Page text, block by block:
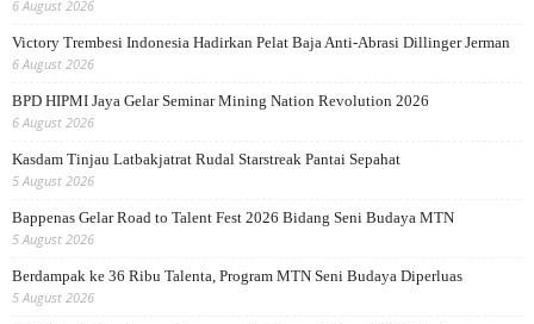
6 August 2026
Victory Trembesi Indonesia Hadirkan Pelat Baja Anti-Abrasi Dillinger Jerman
6 August 2026
BPD HIPMI Jaya Gelar Seminar Mining Nation Revolution 2026
6 August 2026
Kasdam Tinjau Latbakjatrat Rudal Starstreak Pantai Sepahat
5 August 2026
Bappenas Gelar Road to Talent Fest 2026 Bidang Seni Budaya MTN
5 August 2026
Berdampak ke 36 Ribu Talenta, Program MTN Seni Budaya Diperluas
5 August 2026